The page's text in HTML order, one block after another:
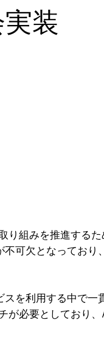
装
り組みを推進するた
可欠となっており
スを利用する中で一
が必要としており